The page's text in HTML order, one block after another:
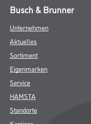
Busch & Brunner
Unternehmen
Aktuelles
Sortiment
Eigenmarken
Service
HAMSTA
Standorte